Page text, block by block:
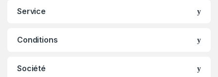
Service
Conditions
Société